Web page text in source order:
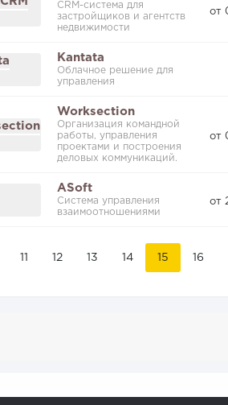
CRM-система для
застройщиков и агентств
недвижимости
от
Kantata
Облачное решение для
управления
Worksection
Организация командной
работы, управления
проектами и построения
деловых коммуникаций.
от
ASoft
Система управления
взаимоотношениями
от
11 12 13 14 15 16